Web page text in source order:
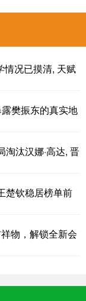
情况已摸清, 天赋
樊振东的真实地
汰汉娜·高达, 晋
楚钦稳居榜单前
物，解锁全新会